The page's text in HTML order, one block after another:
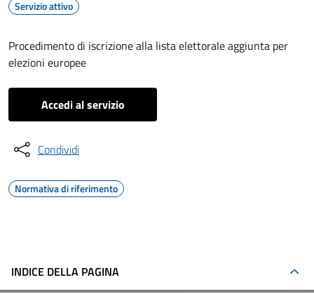
Servizio attivo
Procedimento di iscrizione alla lista elettorale aggiunta per
elezioni europee
Accedi al servizio
Condividi
Normativa di riferimento
INDICE DELLA PAGINA